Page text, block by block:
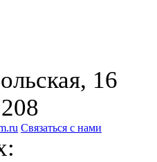
16
Связаться с нами